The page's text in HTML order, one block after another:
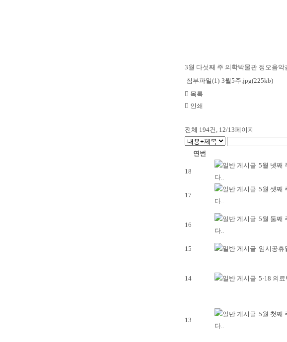
3월 다섯째 주 의학박물관 정오음
첨부파일(1) 3월5주.jpg(225kb)
목록
인쇄
전체 194건, 12/13페이지
연번
18
5월 넷째
다..
17
5월 셋째
다..
16
5월 둘째
다..
15 임시공휴
14 5·18 의
13
5월 첫째
다..